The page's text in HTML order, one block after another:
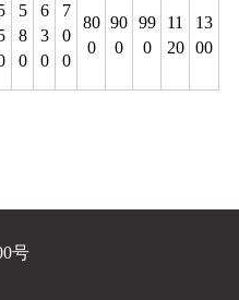
5
8
0
6
3
0
7
0
0
80
0
90
0
99
0
11
20
13
00
号